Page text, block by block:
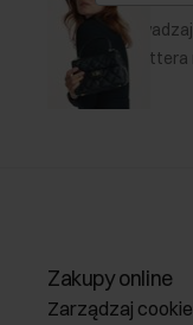
Zakupy online
Zarządzaj